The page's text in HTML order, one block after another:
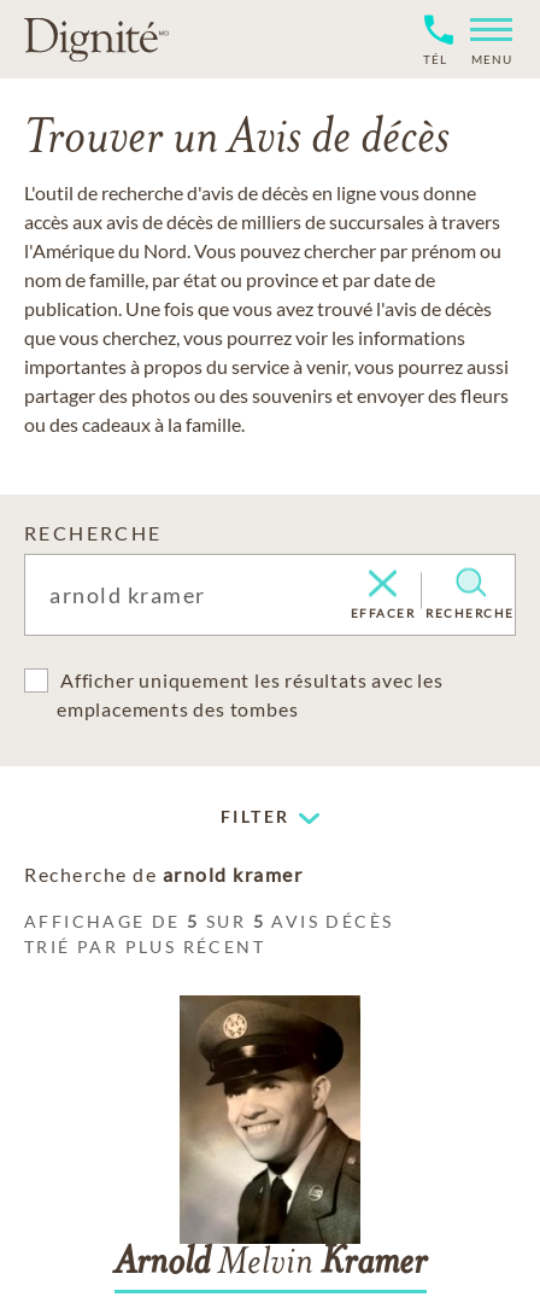
TÉL MENU
Trouver un Avis de décès
L'outil de recherche d'avis de décès en ligne vous donne
accès aux avis de décès de milliers de succursales à travers
l'Amérique du Nord. Vous pouvez chercher par prénom ou
nom de famille, par état ou province et par date de
publication. Une fois que vous avez trouvé l'avis de décès
que vous cherchez, vous pourrez voir les informations
importantes à propos du service à venir, vous pourrez aussi
partager des photos ou des souvenirs et envoyer des fleurs
ou des cadeaux à la famille.
RECHERCHE
EFFACER RECHERCHE
Afficher uniquement les résultats avec les
emplacements des tombes
FILTER
Recherche de arnold kramer
AFFICHAGE DE 5 SUR 5 AVIS DÉCÈS
TRIÉ PAR PLUS RÉCENT
ArnoldMelvin Kramer